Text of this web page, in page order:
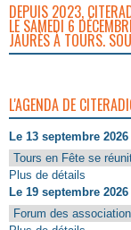
DEPUIS 2023,
LE SAMEDI 6
JAURÈS À TOURS.
L'AGENDA DE
Le 13 septembre 2026
Tours en Fête se
Plus de détails
Le 19 septembre 2026
Forum des